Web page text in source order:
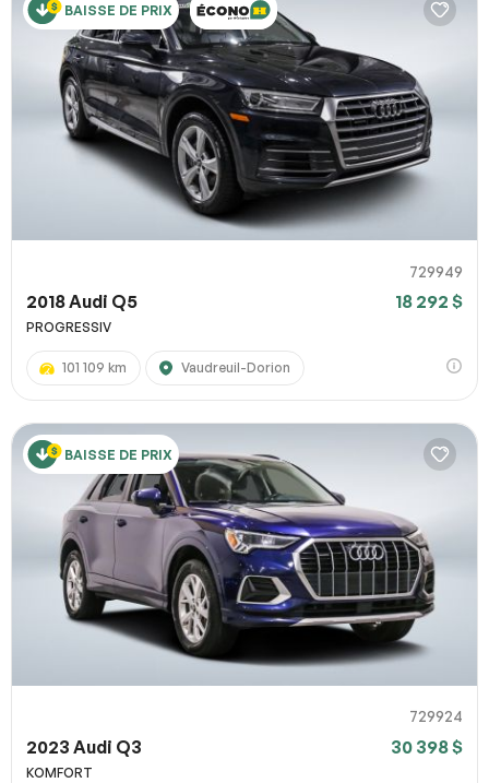
BAISSE DE PRIX
729949
2018 Audi Q5 18 292 $
PROGRESSIV
101 109 km Vaudreuil-Dorion
BAISSE DE PRIX
729924
2023 Audi Q3 30 398 $
KOMFORT